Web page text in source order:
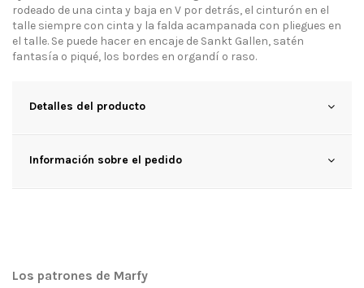
rodeado de una cinta y baja en V por detrás, el cinturón en el
talle siempre con cinta y la falda acampanada con pliegues en
el talle. Se puede hacer en encaje de Sankt Gallen, satén
fantasía o piqué, los bordes en organdí o raso.
Detalles del producto
Información sobre el pedido
Los patrones de Marfy